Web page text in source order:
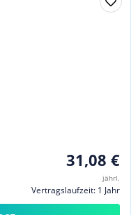
31,08 €
jährl.
Vertragslaufzeit: 1 Jahr